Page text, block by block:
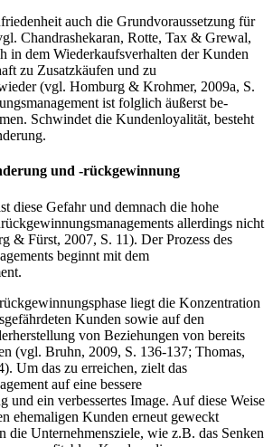
auch die Grundvoraussetzung für
Chandrashekaran, Rotte, Tax & Grewal,
in dem Wiederkaufsverhalten der Kunden
zu Zusatzkäufen und zu
(vgl. Homburg & Krohmer, 2009a, S.
ist folglich äußerst be­
Schwindet die Kundenloyalität, besteht
und -rückgewinnung
diese Gefahr und demnach die hohe
allerdings nicht
& Fürst, 2007, S. 11). Der Prozess des
beginnt mit dem
liegt die Konzentration
Kunden sowie auf den
von Beziehungen von bereits
(vgl. Bruhn, 2009, S. 136-137; Thomas,
Um das zu erreichen, zielt das
auf eine bessere
und ein verbessertes Image. Auf diese Weise
ehemaligen Kunden erneut geweckt
die Unternehmensziele, wie z.B. das Senken